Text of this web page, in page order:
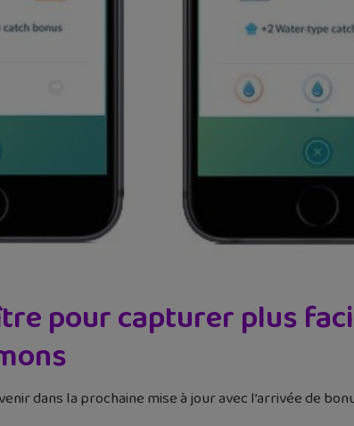
pour capturer plus
dans la prochaine mise à jour avec l’arrivée de